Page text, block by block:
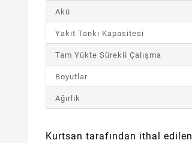
Akü
Yakıt Tankı Kapasitesi
Tam Yükte Sürekli Çalışma
Boyutlar
Ağırlık
Kurtsan tarafından ithal edilen